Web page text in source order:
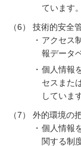
ています。
（6）
技術的安全
アクセス
報データ
個人情報
セスまた
していま
（7）
外的環境の
個人情報
関する制